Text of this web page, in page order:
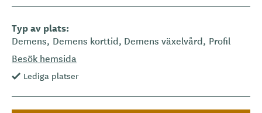
Typ av plats
Demens Demens korttid Demens växelvård Profil
Besök hemsida
Lediga platser